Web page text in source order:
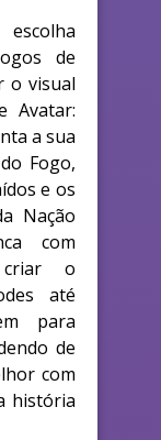
de
o visual
Avatar:
a sua
Fogo,
e os
Nação
com
criar o
até
para
de
com
história